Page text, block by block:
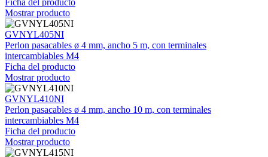
Mostrar producto
GVNYL405NI
Perlon pasacables ø 4 mm, ancho 5 m, con terminales
intercambiables M4
Ficha del producto
Mostrar producto
GVNYL410NI
Perlon pasacables ø 4 mm, ancho 10 m, con terminales
intercambiables M4
Ficha del producto
Mostrar producto